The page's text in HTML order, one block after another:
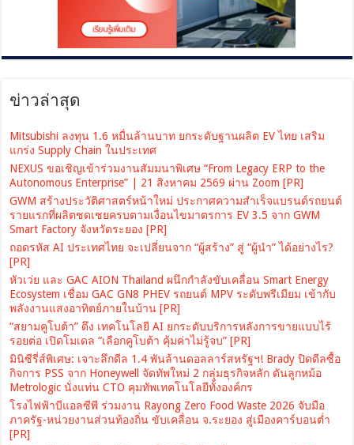
ข่าวล่าสุด
Mitsubishi ลงทุน 1.6 หมื่นล้านบาท ยกระดับฐานผลิต EV ไทย เสริม
แกร่ง Supply Chain ในประเทศ
NEXUS ขอเชิญเข้าร่วมงานสัมมนาพิเศษ “From Legacy ERP to the
Autonomous Enterprise” | 21 สิงหาคม 2569 ผ่าน Zoom [PR]
GWM สร้างประวัติศาสตร์หน้าใหม่ ประกาศความสำเร็จแบรนด์รถยนต์
รายแรกที่ผลิตชดเชยครบตามเงื่อนไขมาตรการ EV 3.5 จาก GWM
Smart Factory จังหวัดระยอง [PR]
ถอดรหัส AI ประเทศไทย จะเปลี่ยนจาก “ผู้สร้าง” สู่ “ผู้นำ” ได้อย่างไร?
[PR]
หัวเว่ย และ GAC AION Thailand ผนึกกำลังขับเคลื่อน Smart Energy
Ecosystem เชื่อม GAC GN8 PHEV รถยนต์ MPV ระดับพรีเมียม เข้ากับ
พลังงานแสงอาทิตย์ภายในบ้าน [PR]
“สยามคูโบต้า” ดึง เทคโนโลยี AI ยกระดับบริการหลังการขายแบบไร้
รอยต่อ เปิดโมเดล “เลือกคูโบต้า คุ้มค่าไม่รู้จบ” [PR]
มินิซีรี่ส์พิเศษ: เจาะลึกดีล 1.4 พันล้านดอลลาร์สหรัฐฯ! Brady ปิดดีลซื้อ
กิจการ PSS จาก Honeywell จัดทัพใหม่ 2 กลุ่มธุรกิจหลัก ดันลูกหม้อ
Metrologic นั่งแท่น CTO คุมทัพเทคโนโลยีทั้งองค์กร
โรงไฟฟ้าบีแอลซีพี ร่วมงาน Rayong Zero Food Waste 2026 จับมือ
ภาครัฐ-หน่วยงานส่วนท้องถิ่น ขับเคลื่อน จ.ระยอง สู่เมืองคาร์บอนต่ำ
[PR]